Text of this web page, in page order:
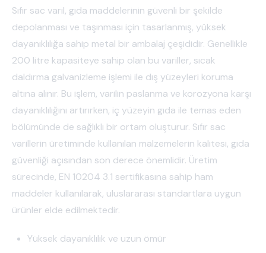
Sıfır sac varil, gıda maddelerinin güvenli bir şekilde
depolanması ve taşınması için tasarlanmış, yüksek
dayanıklılığa sahip metal bir ambalaj çeşididir. Genellikle
200 litre kapasiteye sahip olan bu variller, sıcak
daldırma galvanizleme işlemi ile dış yüzeyleri koruma
altına alınır. Bu işlem, varilin paslanma ve korozyona karşı
dayanıklılığını artırırken, iç yüzeyin gıda ile temas eden
bölümünde de sağlıklı bir ortam oluşturur. Sıfır sac
varillerin üretiminde kullanılan malzemelerin kalitesi, gıda
güvenliği açısından son derece önemlidir. Üretim
sürecinde, EN 10204 3.1 sertifikasına sahip ham
maddeler kullanılarak, uluslararası standartlara uygun
ürünler elde edilmektedir.
Yüksek dayanıklılık ve uzun ömür